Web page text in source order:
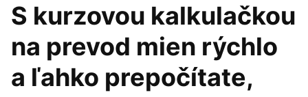
S kurzovou kalkulačkou
na prevod mien rýchlo
a ľahko prepočítate,